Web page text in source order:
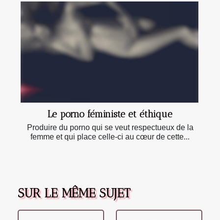
Le porno féministe et éthique
Produire du porno qui se veut respectueux de la
femme et qui place celle-ci au cœur de cette...
SUR LE MÊME SUJET